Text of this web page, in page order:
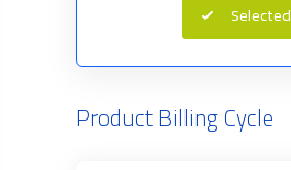
Selected
Product Billing Cycle